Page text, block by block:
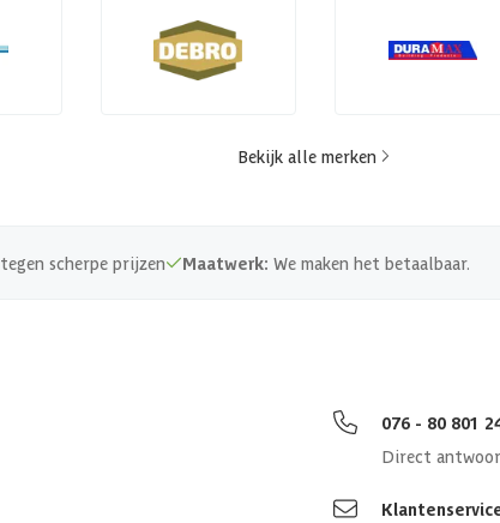
Bekijk alle merken
tegen scherpe prijzen Maatwerk: We maken het betaalbaar.
076 - 80 801
Direct